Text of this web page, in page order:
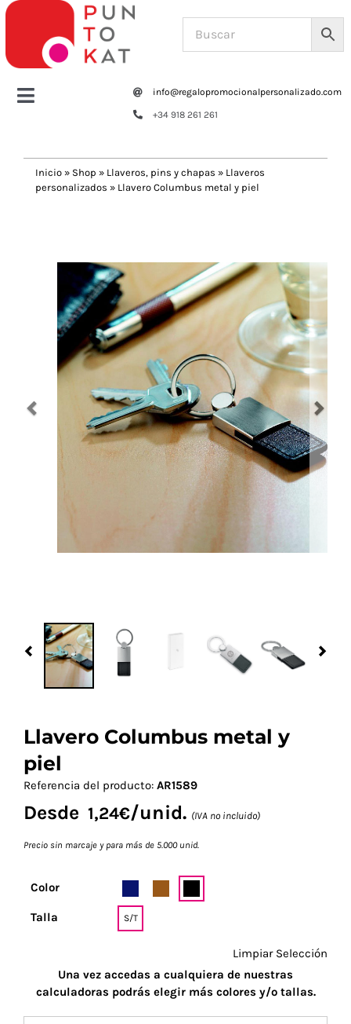
Saltar
contenido
Toggle
Tazas y botellas
Navidad 🎄 Invierno
Tecnología
Fabricación
info@regalopromocionalpersonalizado.com
+34 918 261 261
Inicio » Shop » Llaveros, pins y chapas » Llaveros
personalizados » Llavero Columbus metal y piel
Previous
Llavero Columbus metal y
piel
Referencia del producto: AR1589
Desde 1,24€/unid. (IVA no incluido)
Precio sin marcaje y para más de 5.000 unid.
Color
Talla S/T
Limpiar Selección
Una vez accedas a cualquiera de nuestras
calculadoras podrás elegir más colores y/o tallas.